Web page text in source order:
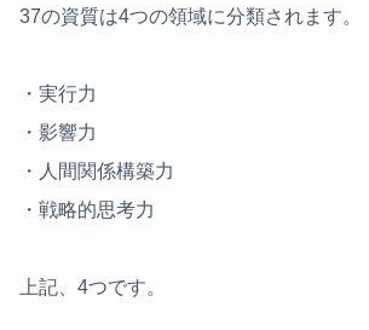
37の資質は4つの領域に分類されます。
・実行力
・影響力
・人間関係構築力
・戦略的思考力
上記、4つです。